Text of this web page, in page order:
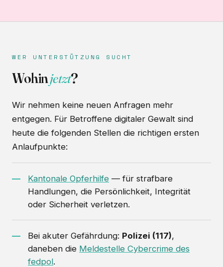
WER UNTERSTÜTZUNG SUCHT
Wohinjetzt?
Wir nehmen keine neuen Anfragen mehr
entgegen. Für Betroffene digitaler Gewalt sind
heute die folgenden Stellen die richtigen ersten
Anlaufpunkte:
Kantonale Opferhilfe — für strafbare
Handlungen, die Persönlichkeit, Integrität
oder Sicherheit verletzen.
Bei akuter Gefährdung: Polizei (117),
daneben die Meldestelle Cybercrime des
fedpol.